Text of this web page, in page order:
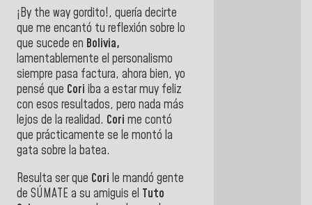
¡By the way gordito!, quería decirte
que me encantó tu reflexión sobre lo
que sucede en Bolivia,
lamentablemente el personalismo
siempre pasa factura, ahora bien, yo
pensé que Cori iba a estar muy feliz
con esos resultados, pero nada más
lejos de la realidad. Cori me contó
que prácticamente se le montó la
gata sobre la batea.
Resulta ser que Cori le mandó gente
de SÚMATE a su amiguis el Tuto